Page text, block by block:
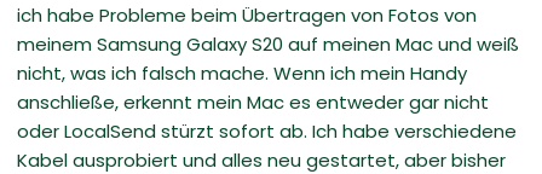
ich habe Probleme beim Übertragen von Fotos von
meinem Samsung Galaxy S20 auf meinen Mac und weiß
nicht, was ich falsch mache. Wenn ich mein Handy
anschließe, erkennt mein Mac es entweder gar nicht
oder LocalSend stürzt sofort ab. Ich habe verschiedene
Kabel ausprobiert und alles neu gestartet, aber bisher